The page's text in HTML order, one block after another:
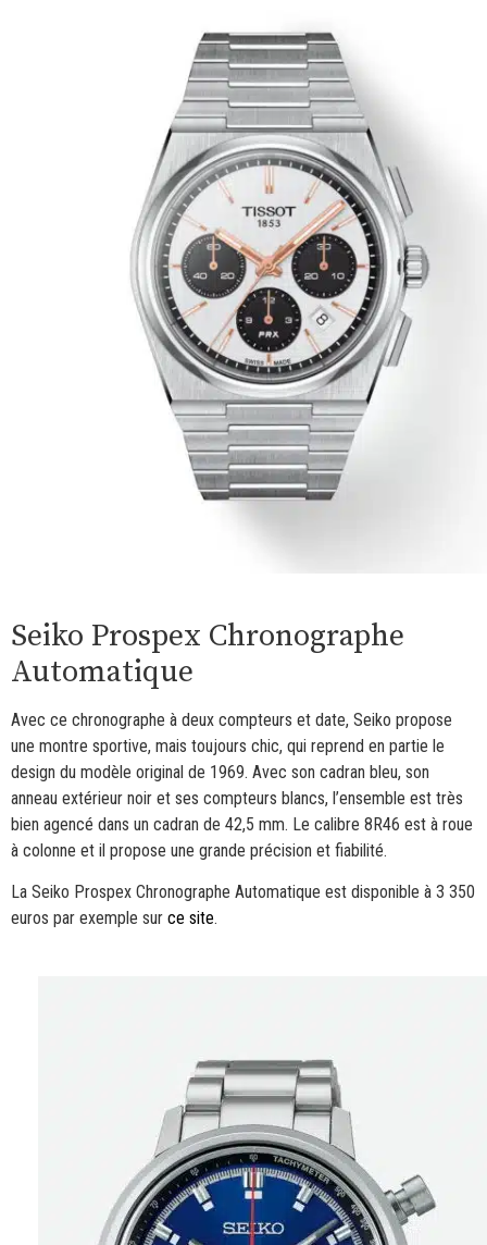
Seiko Prospex Chronographe
Automatique
Avec ce chronographe à deux compteurs et date, Seiko propose
une montre sportive, mais toujours chic, qui reprend en partie le
design du modèle original de 1969. Avec son cadran bleu, son
anneau extérieur noir et ses compteurs blancs, l’ensemble est très
bien agencé dans un cadran de 42,5 mm. Le calibre 8R46 est à roue
à colonne et il propose une grande précision et fiabilité.
La Seiko Prospex Chronographe Automatique est disponible à 3 350
euros par exemple sur ce site.